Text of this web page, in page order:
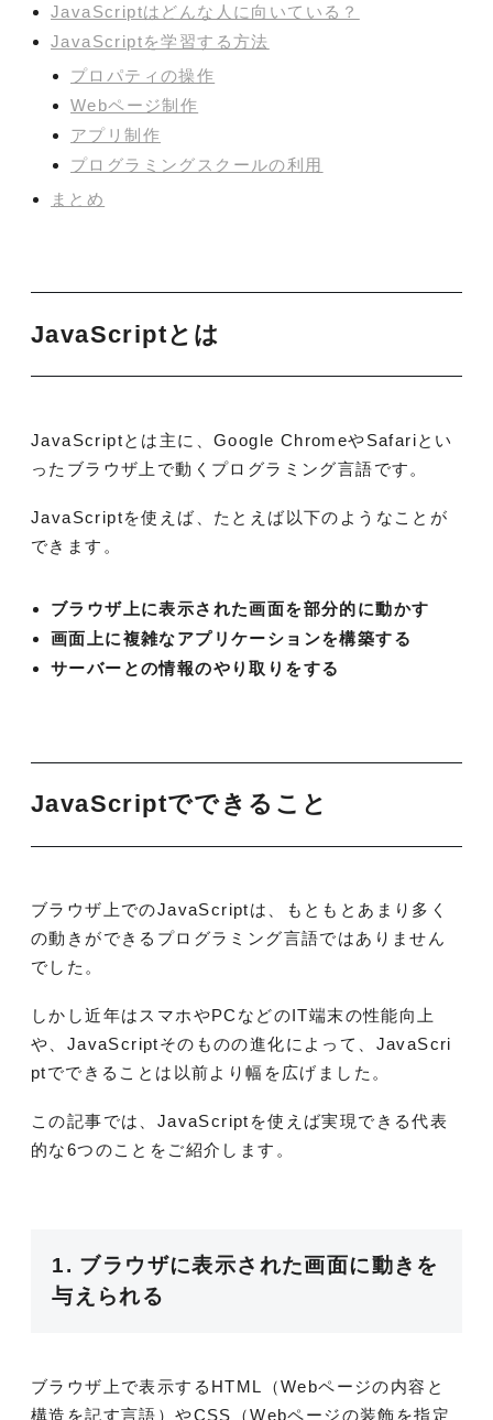
JavaScriptはどんな人に向いている？
JavaScriptを学習する方法
プロパティの操作
Webページ制作
アプリ制作
プログラミングスクールの利用
まとめ
JavaScriptとは
JavaScriptとは主に、Google ChromeやSafariとい
ったブラウザ上で動くプログラミング言語です。
JavaScriptを使えば、たとえば以下のようなことが
できます。
ブラウザ上に表示された画面を部分的に動かす
画面上に複雑なアプリケーションを構築する
サーバーとの情報のやり取りをする
JavaScriptでできること
ブラウザ上でのJavaScriptは、もともとあまり多く
の動きができるプログラミング言語ではありません
でした。
しかし近年はスマホやPCなどのIT端末の性能向上
や、JavaScriptそのものの進化によって、JavaScri
ptでできることは以前より幅を広げました。
この記事では、JavaScriptを使えば実現できる代表
的な6つのことをご紹介します。
1. ブラウザに表示された画面に動きを
与えられる
ブラウザ上で表示するHTML（Webページの内容と
構造を記す言語）やCSS（Webページの装飾を指定